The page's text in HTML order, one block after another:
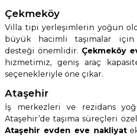
Çekmeköy
Villa tipi yerleşimlerin yoğun
büyük hacimli taşımalar
desteği önemlidir. Çekmeköy
hizmetimiz, geniş araç
seçenekleriyle öne çıkar.
Ataşehir
İş merkezleri ve rezidans
Ataşehir’de taşıma süreçleri
Ataşehir evden eve nakliyat